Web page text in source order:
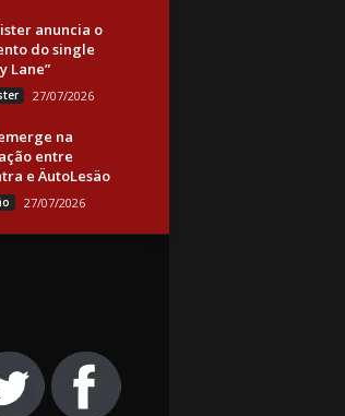
anuncia o
do single
Lane”
27/07/2026
na
entre
e ÄutoLesäo
27/07/2026